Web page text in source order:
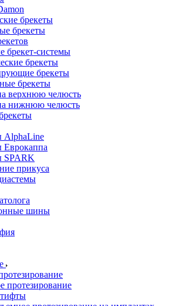
брекеты
брекеты
брекет-системы
брекеты
брекеты
брекеты
верхнюю челюсть
нижнюю челюсть
AlphaLine
Еврокаппа
SPARK
прикуса
шины
протезирование